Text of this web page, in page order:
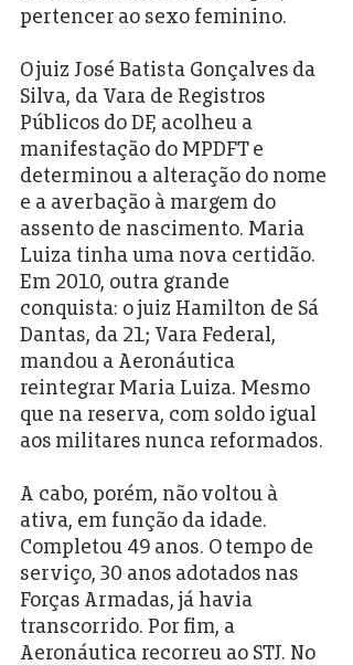
pertencer ao sexo feminino.
O juiz José Batista Gonçalves da
Silva, da Vara de Registros
Públicos do DF, acolheu a
manifestação do MPDFT e
determinou a alteração do nome
e a averbação à margem do
assento de nascimento. Maria
Luiza tinha uma nova certidão.
Em 2010, outra grande
conquista: o juiz Hamilton de Sá
Dantas, da 21; Vara Federal,
mandou a Aeronáutica
reintegrar Maria Luiza. Mesmo
que na reserva, com soldo igual
aos militares nunca reformados.
A cabo, porém, não voltou à
ativa, em função da idade.
Completou 49 anos. O tempo de
serviço, 30 anos adotados nas
Forças Armadas, já havia
transcorrido. Por fim, a
Aeronáutica recorreu ao STJ. No